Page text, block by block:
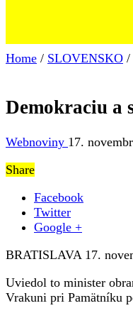
Home / SLOVENSKO /
Demokraciu a
Webnoviny 17.
Share
Facebook
Twitter
Google +
BRATISLAVA 17.
Uviedol to minister
Vrakuni pri Pamätníku